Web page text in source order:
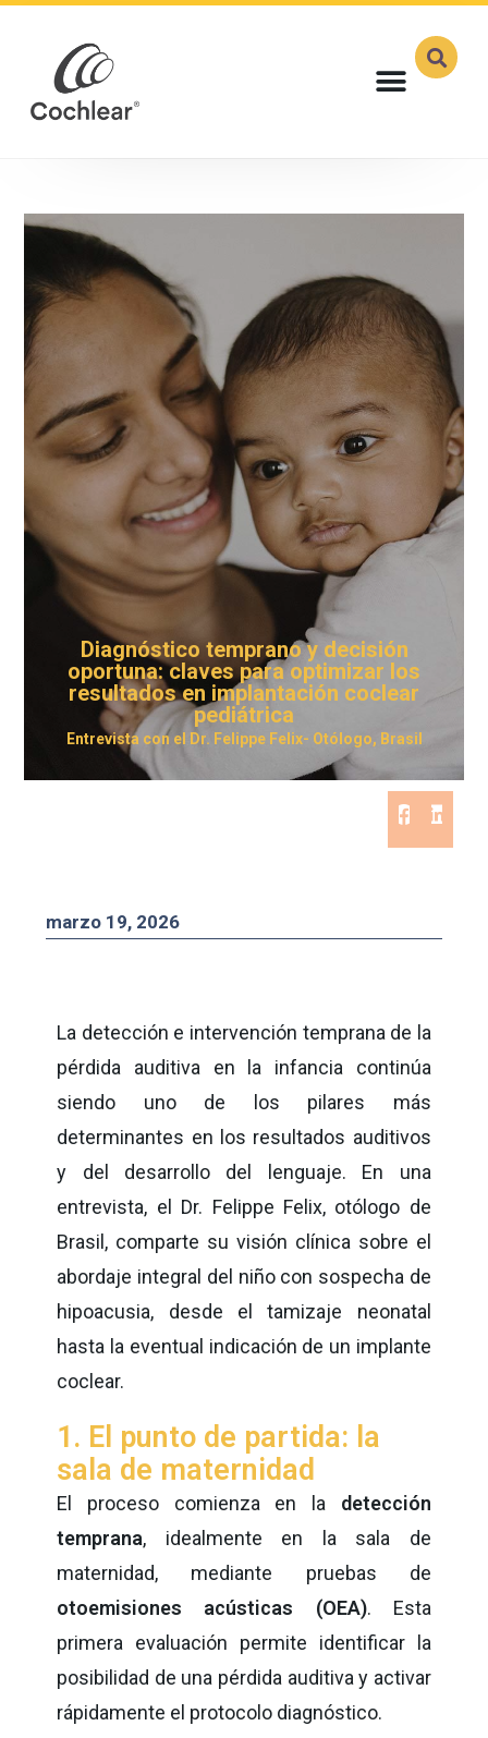
Diagnóstico temprano y decisión
oportuna: claves para optimizar los
resultados en implantación coclear
pediátrica
Entrevista con el Dr. Felippe Felix- Otólogo, Brasil
marzo 19, 2026
La detección e intervención temprana de la
pérdida auditiva en la infancia continúa
siendo uno de los pilares más
determinantes en los resultados auditivos
y del desarrollo del lenguaje. En una
entrevista, el Dr. Felippe Felix, otólogo de
Brasil, comparte su visión clínica sobre el
abordaje integral del niño con sospecha de
hipoacusia, desde el tamizaje neonatal
hasta la eventual indicación de un implante
coclear.
1. El punto de partida: la
sala de maternidad
El proceso comienza en la detección
temprana, idealmente en la sala de
maternidad, mediante pruebas de
otoemisiones acústicas (OEA). Esta
primera evaluación permite identificar la
posibilidad de una pérdida auditiva y activar
rápidamente el protocolo diagnóstico.